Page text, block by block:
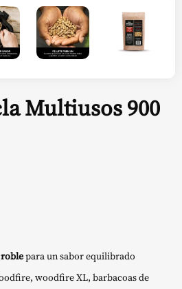
Multiusos 900
para un sabor equilibrado
woodfire XL, barbacoas de